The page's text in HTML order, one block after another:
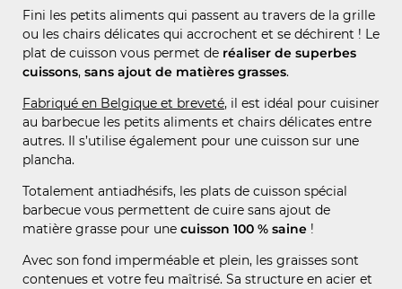
Fini les petits aliments qui passent au travers de la grille
ou les chairs délicates qui accrochent et se déchirent ! Le
plat de cuisson vous permet de réaliser de superbes
cuissons, sans ajout de matières grasses.
Fabriqué en Belgique et breveté, il est idéal pour cuisiner
au barbecue les petits aliments et chairs délicates entre
autres. Il s’utilise également pour une cuisson sur une
plancha.
Totalement antiadhésifs, les plats de cuisson spécial
barbecue vous permettent de cuire sans ajout de
matière grasse pour une cuisson 100 % saine !
Avec son fond imperméable et plein, les graisses sont
contenues et votre feu maîtrisé. Sa structure en acier et